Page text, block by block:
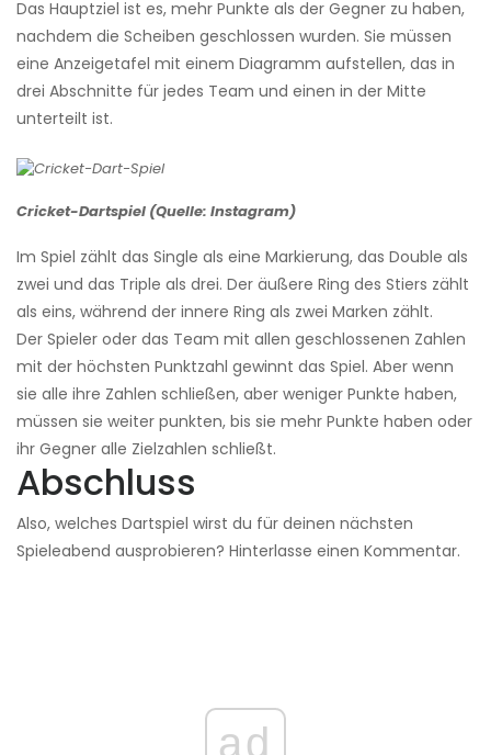
Das Hauptziel ist es, mehr Punkte als der Gegner zu haben,
nachdem die Scheiben geschlossen wurden. Sie müssen
eine Anzeigetafel mit einem Diagramm aufstellen, das in
drei Abschnitte für jedes Team und einen in der Mitte
unterteilt ist.
Cricket-Dartspiel (Quelle: Instagram)
Im Spiel zählt das Single als eine Markierung, das Double als
zwei und das Triple als drei. Der äußere Ring des Stiers zählt
als eins, während der innere Ring als zwei Marken zählt.
Der Spieler oder das Team mit allen geschlossenen Zahlen
mit der höchsten Punktzahl gewinnt das Spiel. Aber wenn
sie alle ihre Zahlen schließen, aber weniger Punkte haben,
müssen sie weiter punkten, bis sie mehr Punkte haben oder
ihr Gegner alle Zielzahlen schließt.
Abschluss
Also, welches Dartspiel wirst du für deinen nächsten
Spieleabend ausprobieren? Hinterlasse einen Kommentar.
ad